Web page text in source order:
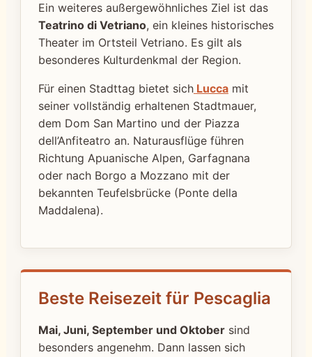
Ein weiteres außergewöhnliches Ziel ist das
Teatrino di Vetriano, ein kleines historisches
Theater im Ortsteil Vetriano. Es gilt als
besonderes Kulturdenkmal der Region.
Für einen Stadttag bietet sich Luccamit
seiner vollständig erhaltenen Stadtmauer,
dem Dom San Martino und der Piazza
dell’Anfiteatro an. Naturausflüge führen
Richtung Apuanische Alpen, Garfagnana
oder nach Borgo a Mozzano mit der
bekannten Teufelsbrücke (Ponte della
Maddalena).
Beste Reisezeit für Pescaglia
Mai, Juni, September und Oktobersind
besonders angenehm. Dann lassen sich